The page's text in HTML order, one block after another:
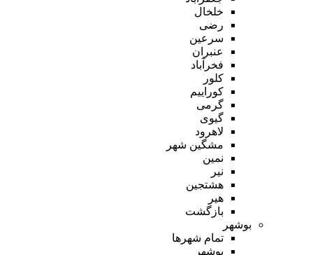
خلخال
رضی
سرعین
عنبران
فخرآباد
کلور
کوراییم
گرمی
گیوی
لاهرود
مشگین شهر
نمین
نیر
هشتجین
هیر
بازگشت
بوشهر
تمام شهر‌ها
بوشهر